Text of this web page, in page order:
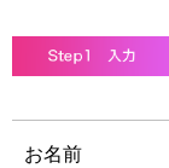
お名前